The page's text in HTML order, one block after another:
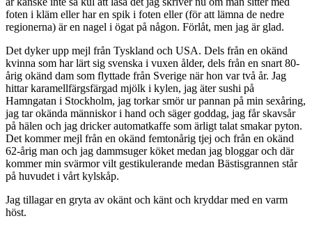
foten i kläm eller har en spik i foten eller (för att lämna de nedre
regionerna) är en nagel i ögat på någon. Förlåt, men jag är glad.
Det dyker upp mejl från Tyskland och USA. Dels från en okänd
kvinna som har lärt sig svenska i vuxen ålder, dels från en snart 80-
årig okänd dam som flyttade från Sverige när hon var två år. Jag
hittar karamellfärgsfärgad mjölk i kylen, jag äter sushi på
Hamngatan i Stockholm, jag torkar smör ur pannan på min sexåring,
jag tar okända människor i hand och säger goddag, jag får skavsår
på hälen och jag dricker automatkaffe som ärligt talat smakar pyton.
Det kommer mejl från en okänd femtonårig tjej och från en okänd
62-årig man och jag dammsuger köket medan jag bloggar och där
kommer min svärmor vilt gestikulerande medan Bästisgrannen står
på huvudet i vårt kylskåp.
Jag tillagar en gryta av okänt och känt och kryddar med en varm
höst.